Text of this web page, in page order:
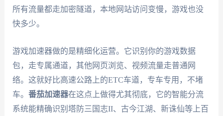
所有流量都走加密隧道，本地网站访问变慢，游戏也没
快多少。
游戏加速器做的是精细化运营。它识别你的游戏数据
包，走专属通道，其他网页浏览、视频流量走普通网
络。这就好比高速公路上的ETC车道，专车专用，不堵
车。 番茄加速器在这点上做得尤其彻底，它的智能分流
系统能精确识别塔防三国志II、古今江湖、新诛仙等上百